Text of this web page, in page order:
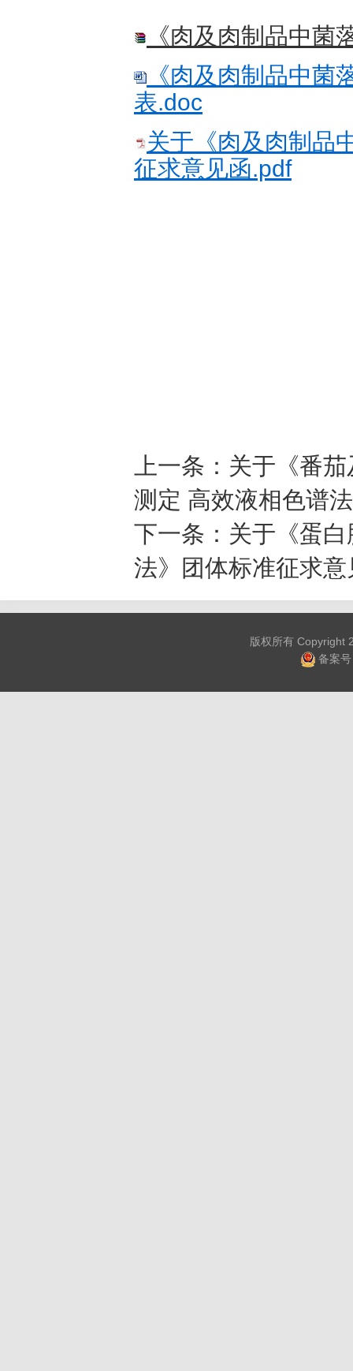
《肉及肉制品中
《肉及肉制品中
表.doc
关于《肉及肉制品
征求意见函.pdf
上一条： 关于《番
测定 高效液相色谱
下一条： 关于《蛋
法》团体标准征求意
版权所有 Copyright
备案